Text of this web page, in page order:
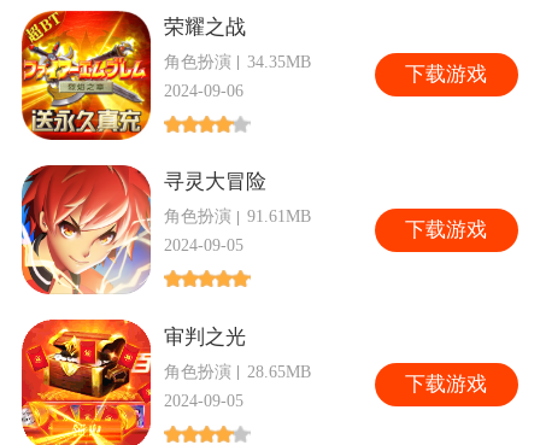
荣耀之战
角色扮演
34.35MB
2024-09-06
下载游戏
寻灵大冒险
角色扮演
91.61MB
2024-09-05
下载游戏
审判之光
角色扮演
28.65MB
2024-09-05
下载游戏